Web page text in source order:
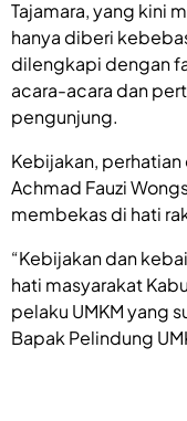
Tajamara, yang kini
hanya diberi
dilengkapi dengan
acara-acara dan
pengunjung.
Kebijakan,
Achmad Fauzi
membekas di hati
“Kebijakan dan
hati masyarakat
pelaku UMKM yang
Bapak Pelindung